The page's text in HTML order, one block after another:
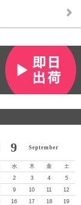
9 September
水 木 金 土
2 3 4
5
9 10 11
12
16 17 18
19